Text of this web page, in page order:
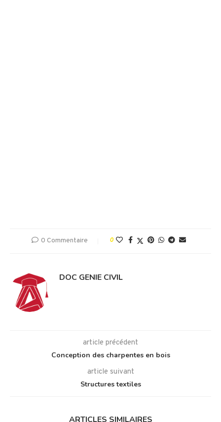
0 Commentaire 0
DOC GENIE CIVIL
article précédent
Conception des charpentes en bois
article suivant
Structures textiles
ARTICLES SIMILAIRES